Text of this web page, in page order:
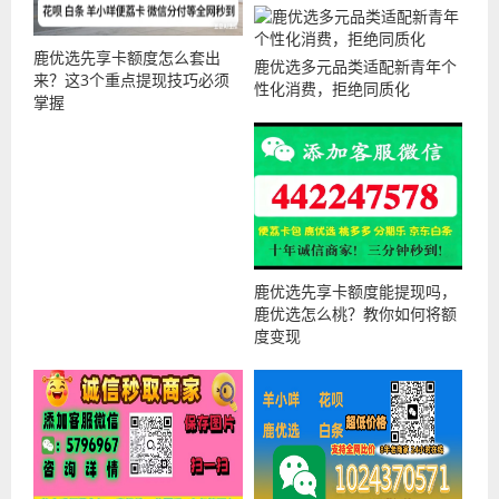
鹿优选先享卡额度怎么套出
来？这3个重点提现技巧必须
掌握
鹿优选多元品类适配新青年个
性化消费，拒绝同质化
鹿优选先享卡额度能提现吗，
鹿优选怎么桃？教你如何将额
度变现